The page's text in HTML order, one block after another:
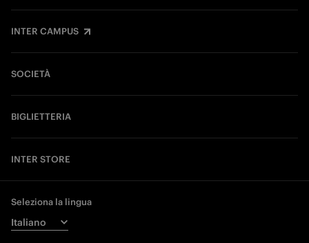
INTER CAMPUS
SOCIETÀ
BIGLIETTERIA
INTER STORE
Seleziona la lingua